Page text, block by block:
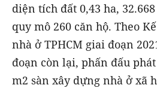
diện tích đất 0,43 ha,
quy mô 260 căn hộ. Theo
nhà ở TPHCM giai đoạn
đoạn còn lại, phấn đấu
m2 sàn xây dựng nhà ở xã